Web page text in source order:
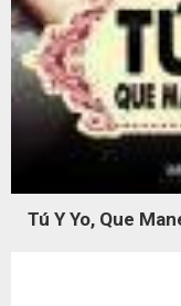
Tú Y Yo, Que